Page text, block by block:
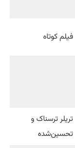
فیلم کوتاه
تریلر ترسناک و
تحسین‌شده